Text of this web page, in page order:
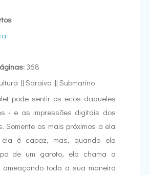
368
|| Saraiva || Submarino
pode sentir os ecos daqueles
- e as impressões digitais dos
Somente os mais próximos a ela
é capaz, mas, quando ela
de um garoto, ela chama a
ameaçando toda a sua maneira